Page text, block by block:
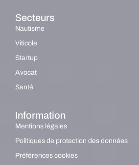
Secteurs
Nautisme
Viticole
Startup
Avocat
Santé
Information
Mentions légales
Politiques de protection des données
Préférences cookies